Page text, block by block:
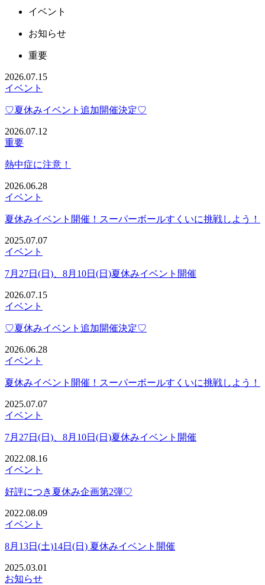
イベント
お知らせ
重要
2026.07.15
イベント
♡夏休みイベント追加開催決定♡
2026.07.12
重要
熱中症に注意！
2026.06.28
イベント
夏休みイベント開催！スーパーボールすくいに挑戦しよう！
2025.07.07
イベント
7月27日(日)、8月10日(日)夏休みイベント開催
2026.07.15
イベント
♡夏休みイベント追加開催決定♡
2026.06.28
イベント
夏休みイベント開催！スーパーボールすくいに挑戦しよう！
2025.07.07
イベント
7月27日(日)、8月10日(日)夏休みイベント開催
2022.08.16
イベント
好評につき夏休み企画第2弾♡
2022.08.09
イベント
8月13日(土)14日(日) 夏休みイベント開催
2025.03.01
お知らせ